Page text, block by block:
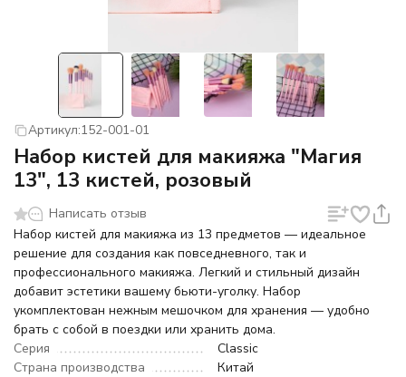
Артикул:152-001-01
Набор кистей для макияжа "Магия
13", 13 кистей, розовый
Написать отзыв
Набор кистей для макияжа из 13 предметов — идеальное
решение для создания как повседневного, так и
профессионального макияжа. Легкий и стильный дизайн
добавит эстетики вашему бьюти-уголку. Набор
укомплектован нежным мешочком для хранения — удобно
брать с собой в поездки или хранить дома.
Серия
Classic
Страна производства
Китай